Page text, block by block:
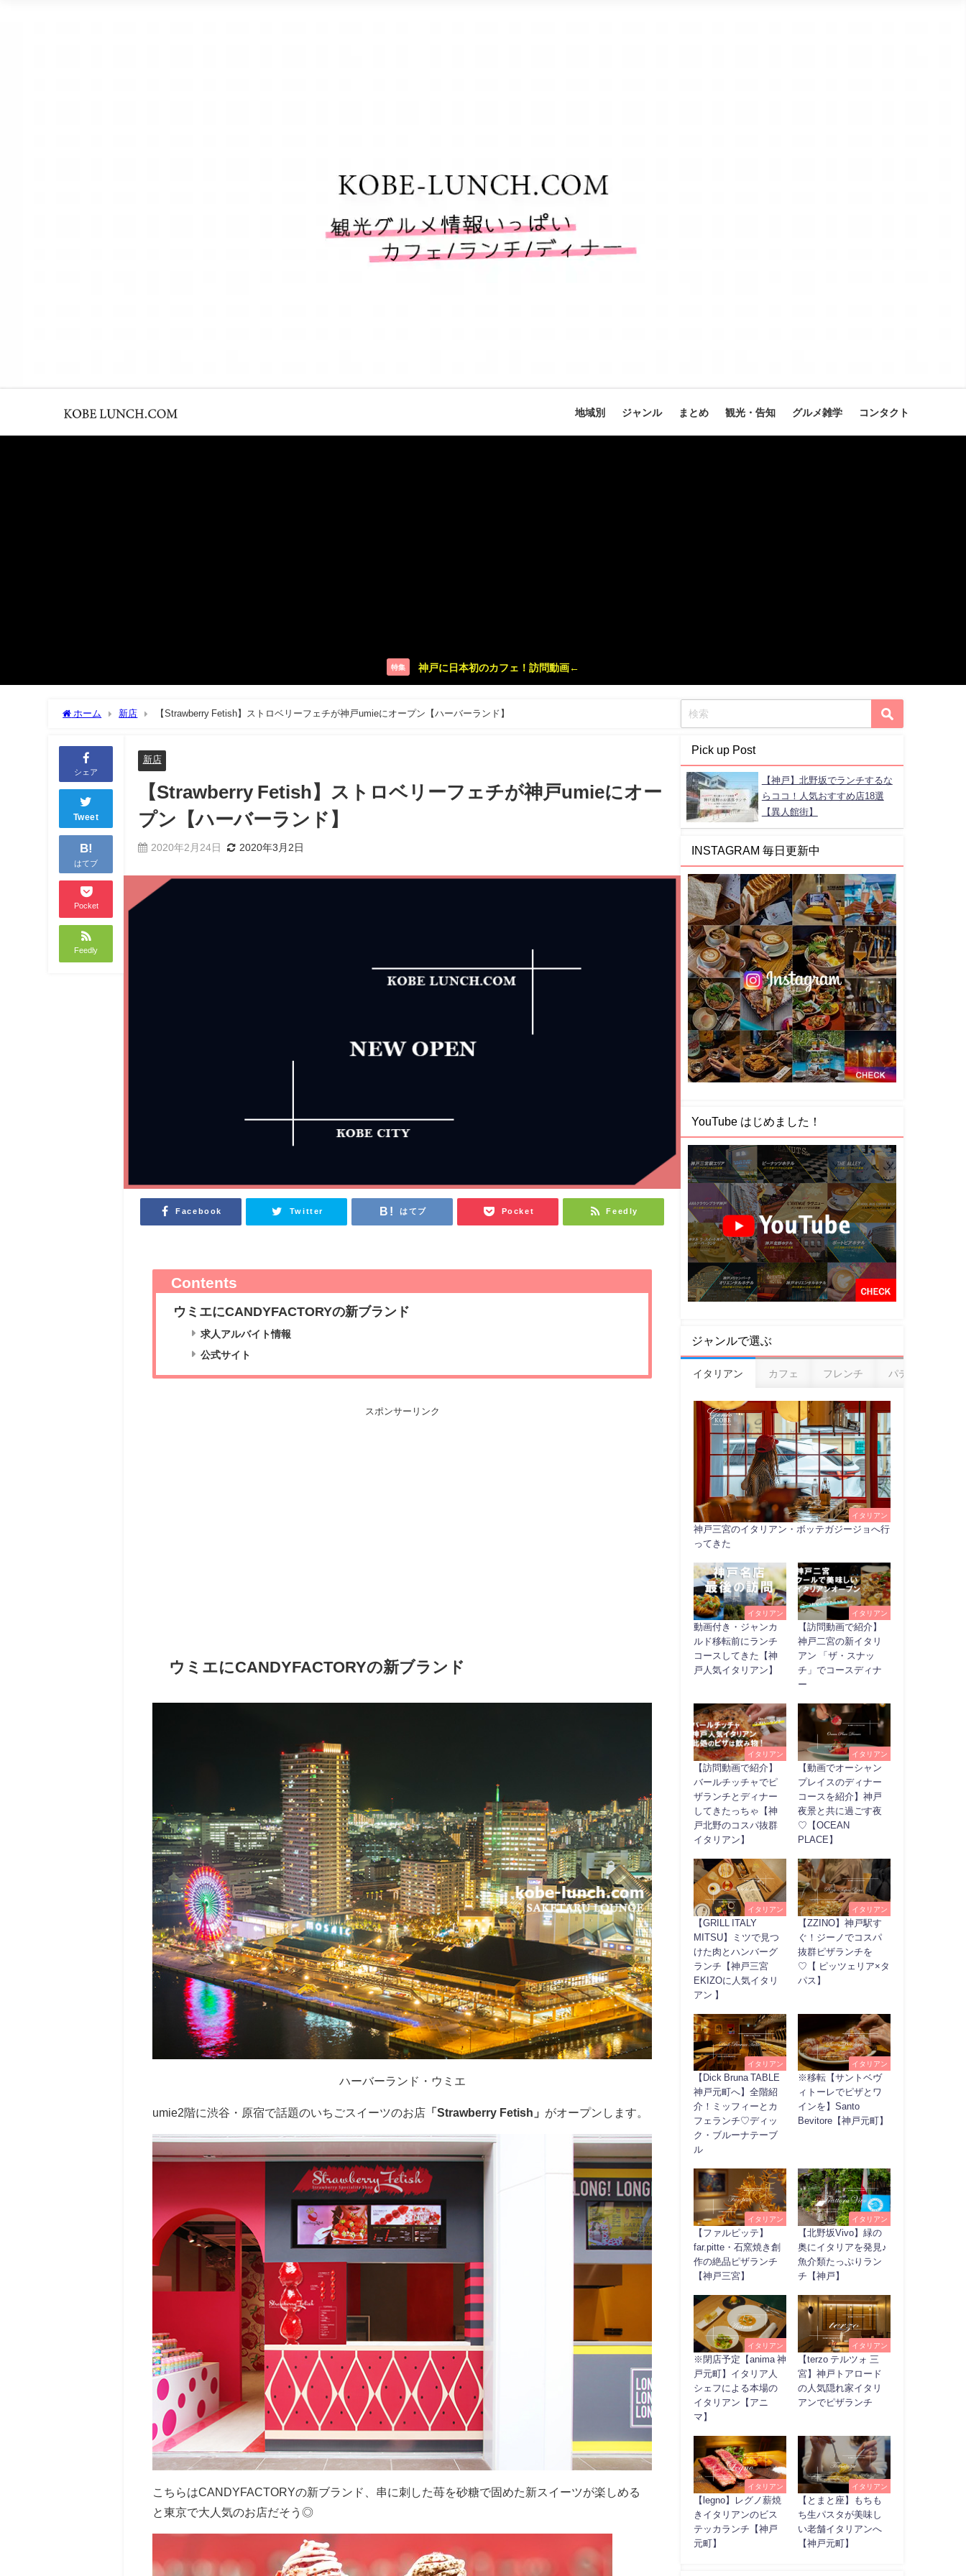
地域別 ジャンル まとめ 観光・告知 グルメ雑学 コンタクト
特集 神戸に日本初のカフェ！訪問動画←
ホーム 新店 【Strawberry Fetish】ストロベリーフェチが神戸umieにオープン【ハーバーランド】
シェア
Tweet
B!
はてブ
Pocket
Feedly
新店
【Strawberry Fetish】ストロベリーフェチが神戸umieにオー
プン【ハーバーランド】
2020年2月24日 2020年3月2日
Facebook Twitter はてブ Pocket Feedly
Contents
ウミエにCANDYFACTORYの新ブランド
求人アルバイト情報
公式サイト
スポンサーリンク
ウミエにCANDYFACTORYの新ブランド
ハーバーランド・ウミエ
umie2階に渋谷・原宿で話題のいちごスイーツのお店 「Strawberry Fetish」 がオープンします。
こちらはCANDYFACTORYの新ブランド、串に刺した苺を砂糖で固めた新スイーツが楽しめる
と東京で大人気のお店だそう◎
Pick up Post
【神戸】北野坂でランチするな
らココ！人気おすすめ店18選
【異人館街】
INSTAGRAM 毎日更新中
YouTube はじめました！
ジャンルで選ぶ
イタリアン カフェ フレンチ パティスリー
イタリアン
神戸三宮のイタリアン・ボッテガジージョへ行
ってきた
イタリアン
動画付き・ジャンカ
ルド移転前にランチ
コースしてきた【神
戸人気イタリアン】
イタリアン
【訪問動画で紹介】
神戸二宮の新イタリ
アン 「ザ・スナッ
チ」でコースディナ
ー
イタリアン
【訪問動画で紹介】
バールチッチャでピ
ザランチとディナー
してきたっちゃ【神
戸北野のコスパ抜群
イタリアン】
イタリアン
【動画でオーシャン
プレイスのディナー
コースを紹介】神戸
夜景と共に過ごす夜
♡【OCEAN
PLACE】
イタリアン
【GRILL ITALY
MITSU】ミツで見つ
けた肉とハンバーグ
ランチ【神戸三宮
EKIZOに人気イタリ
アン 】
イタリアン
【ZZINO】神戸駅す
ぐ！ジーノでコスパ
抜群ピザランチを
♡【 ピッツェリア×タ
パス】
イタリアン
【Dick Bruna TABLE
神戸元町へ】全階紹
介！ミッフィーとカ
フェランチ♡ディッ
ク・ブルーナテーブ
ル
イタリアン
※移転【サントベヴ
ィトーレでピザとワ
インを】Santo
Bevitore【神戸元町】
イタリアン
【ファルピッテ】
far.pitte・石窯焼き創
作の絶品ピザランチ
【神戸三宮】
イタリアン
【北野坂Vivo】緑の
奥にイタリアを発見♪
魚介類たっぷりラン
チ【神戸】
イタリアン
※閉店予定【anima 神
戸元町】イタリア人
シェフによる本場の
イタリアン【アニ
マ】
イタリアン
【terzo テルツォ 三
宮】神戸トアロード
の人気隠れ家イタリ
アンでピザランチ
イタリアン
【legno】レグノ薪焼
きイタリアンのビス
テッカランチ【神戸
元町】
イタリアン
【とまと座】もちも
ち生パスタが美味し
い老舗イタリアンへ
【神戸元町】